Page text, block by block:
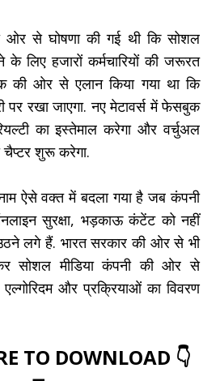
से घोषणा की गई थी कि सोशल
के लिए हजारों कर्मचारियों की जरूरत
की ओर से एलान किया गया था कि
पर रखा जाएगा. नए मेटावर्स में फेसबुक
का इस्तेमाल करेगा और वर्चुअल
चैप्टर शुरू करेगा.
ऐसे वक्त में बदला गया है जब कंपनी
सुरक्षा, भड़काऊ कंटेंट को नहीं
लगे हैं. भारत सरकार की ओर से भी
मीडिया कंपनी की ओर से
और प्रक्रियाओं का विवरण
TO DOWNLOAD 👇